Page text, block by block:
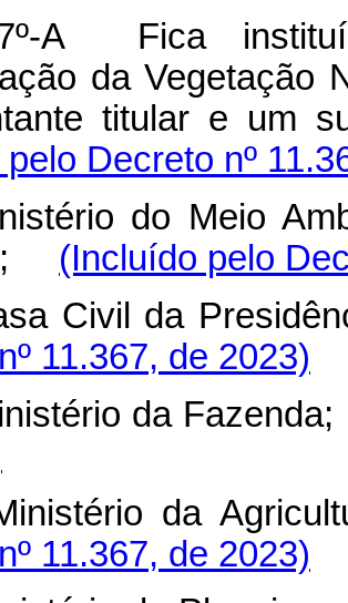
A Fica
da Vegetação
titular e
Decreto nº
do Meio
(Incluído pelo
Civil da
11.367, de 2023)
da
da
11.367, de 2023)